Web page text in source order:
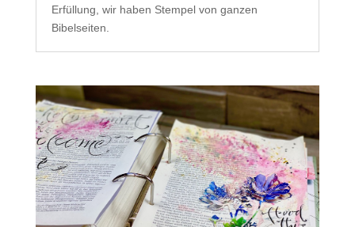
Erfüllung, wir haben Stempel von ganzen
Bibelseiten.